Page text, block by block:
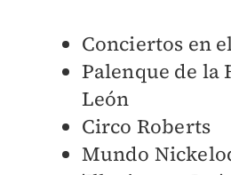
Conciertos en
Palenque de la
León
Circo Roberts
Mundo